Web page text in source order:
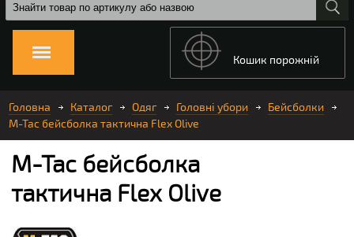
Кошик порожній
Головна Каталог Одяг Головні убори
Бейсболки
M-Tac бейсболка тактична Flex Olive
M-Tac бейсболка
тактична Flex Olive